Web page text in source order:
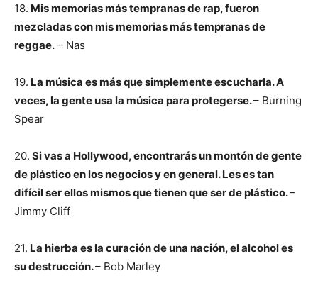
18. Mis memorias más tempranas de rap, fueron
mezcladas con mis memorias más tempranas de
reggae. – Nas
19. La música es más que simplemente escucharla. A
veces, la gente usa la música para protegerse.– Burning
Spear
20. Si vas a Hollywood, encontrarás un montón de gente
de plástico en los negocios y en general. Les es tan
difícil ser ellos mismos que tienen que ser de plástico.–
Jimmy Cliff
21. La hierba es la curación de una nación, el alcohol es
su destrucción.– Bob Marley